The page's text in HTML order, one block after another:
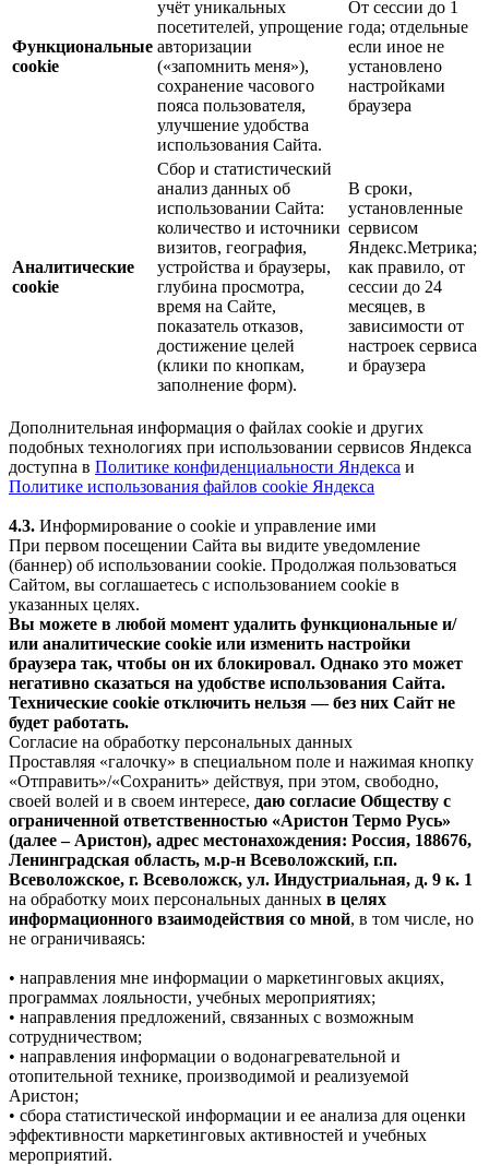
Функциональные
cookie
учёт уникальных
посетителей, упрощение
авторизации
(«запомнить меня»),
сохранение часового
пояса пользователя,
улучшение удобства
использования Сайта.
От сессии до 1
года; отдельные
если иное не
установлено
настройками
браузера
Аналитические
cookie
Сбор и статистический
анализ данных об
использовании Сайта:
количество и источники
визитов, география,
устройства и браузеры,
глубина просмотра,
время на Сайте,
показатель отказов,
достижение целей
(клики по кнопкам,
заполнение форм).
В сроки,
установленные
сервисом
Яндекс.Метрика;
как правило, от
сессии до 24
месяцев, в
зависимости от
настроек сервиса
и браузера
Дополнительная информация о файлах cookie и других
подобных технологиях при использовании сервисов Яндекса
доступна в Политике конфиденциальности Яндекса и
Политике использования файлов cookie Яндекса
4.3. Информирование о cookie и управление ими
При первом посещении Сайта вы видите уведомление
(баннер) об использовании cookie. Продолжая пользоваться
Сайтом, вы соглашаетесь с использованием cookie в
указанных целях.
Вы можете в любой момент удалить функциональные и/
или аналитические cookie или изменить настройки
браузера так, чтобы он их блокировал. Однако это может
негативно сказаться на удобстве использования Сайта.
Технические cookie отключить нельзя — без них Сайт не
будет работать.
Согласие на обработку персональных данных
Проставляя «галочку» в специальном поле и нажимая кнопку
«Отправить»/«Сохранить» действуя, при этом, свободно,
своей волей и в своем интересе, даю согласие Обществу с
ограниченной ответственностью «Аристон Термо Русь»
(далее – Аристон), адрес местонахождения: Россия, 188676,
Ленинградская область, м.р-н Всеволожский, г.п.
Всеволожское, г. Всеволожск, ул. Индустриальная, д. 9 к. 1
на обработку моих персональных данных в целях
информационного взаимодействия со мной, в том числе, но
не ограничиваясь:
• направления мне информации о маркетинговых акциях,
программах лояльности, учебных мероприятиях;
• направления предложений, связанных с возможным
сотрудничеством;
• направления информации о водонагревательной и
отопительной технике, производимой и реализуемой
Аристон;
• сбора статистической информации и ее анализа для оценки
эффективности маркетинговых активностей и учебных
мероприятий.